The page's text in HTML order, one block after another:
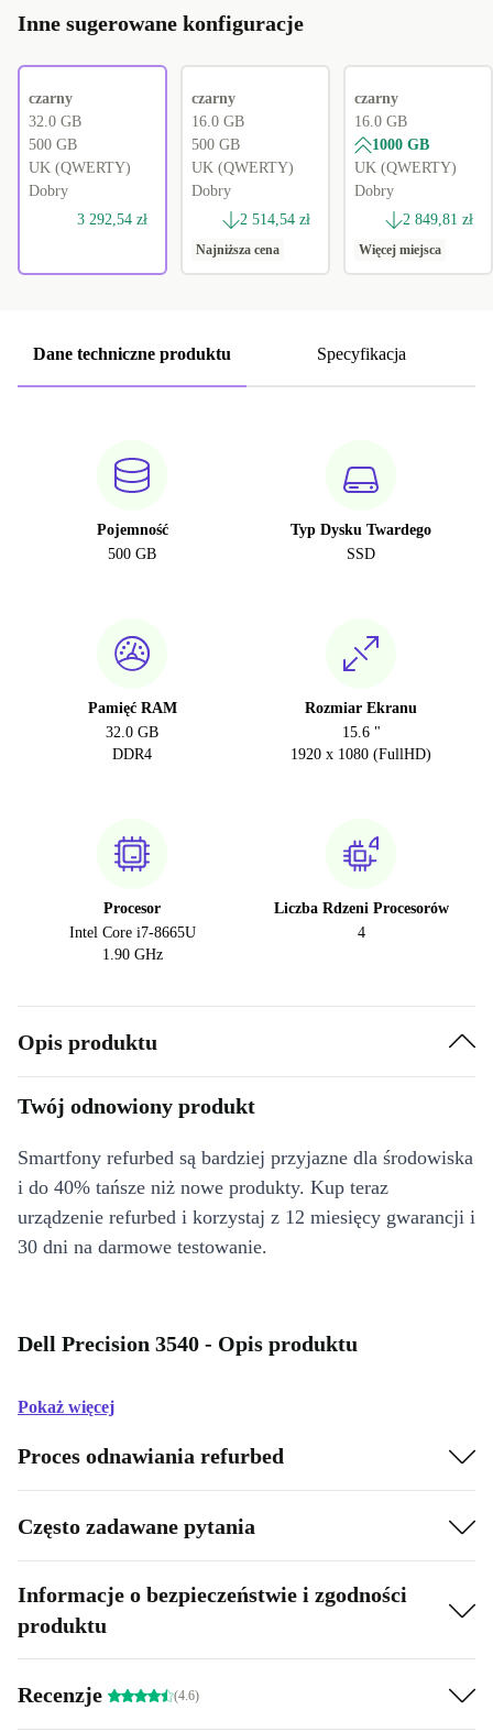
Inne sugerowane konfiguracje
czarny
32.0 GB
500 GB
UK (QWERTY)
Dobry
3 292,54 zł
czarny
16.0 GB
500 GB
UK (QWERTY)
Dobry
2 514,54 zł
Najniższa cena
czarny
16.0 GB
1000 GB
UK (QWERTY)
Dobry
2 849,81 zł
Więcej miejsca
Dane techniczne produktu Specyfikacja
Pojemność
500 GB
Typ Dysku Twardego
SSD
Pamięć RAM
32.0 GB
DDR4
Rozmiar Ekranu
15.6 "
1920 x 1080 (FullHD)
Procesor
Intel Core i7-8665U
1.90 GHz
Liczba Rdzeni Procesorów
4
Opis produktu
Twój odnowiony produkt
Smartfony refurbed są bardziej przyjazne dla środowiska
i do 40% tańsze niż nowe produkty. Kup teraz
urządzenie refurbed i korzystaj z 12 miesięcy gwarancji i
30 dni na darmowe testowanie.
Dell Precision 3540 - Opis produktu
Pokaż więcej
Proces odnawiania refurbed
Często zadawane pytania
Informacje o bezpieczeństwie i zgodności
produktu
Recenzje (4.6)